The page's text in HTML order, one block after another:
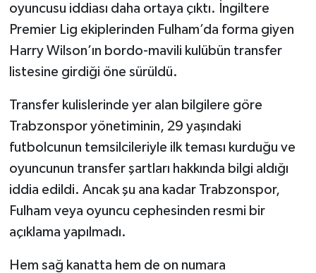
oyuncusu iddiası daha ortaya çıktı. İngiltere
Premier Lig ekiplerinden Fulham’da forma giyen
Harry Wilson’ın bordo-mavili kulübün transfer
listesine girdiği öne sürüldü.
Transfer kulislerinde yer alan bilgilere göre
Trabzonspor yönetiminin, 29 yaşındaki
futbolcunun temsilcileriyle ilk teması kurduğu ve
oyuncunun transfer şartları hakkında bilgi aldığı
iddia edildi. Ancak şu ana kadar Trabzonspor,
Fulham veya oyuncu cephesinden resmi bir
açıklama yapılmadı.
Hem sağ kanatta hem de on numara